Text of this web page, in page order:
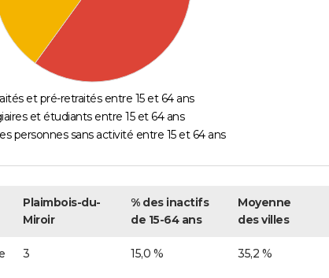
et pré-retraités entre 15 et 64 ans
et étudiants entre 15 et 64 ans
personnes sans activité entre 15 et 64 ans
Plaimbois-du-
Miroir
% des inactifs
de 15-64 ans
Moyenne
des villes
3 15,0 % 35,2 %